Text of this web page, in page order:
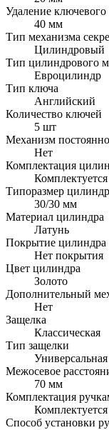
Удаление ключевого
40 мм
Тип механизма
Цилиндровый
Тип цилиндрового
Евроцилиндр
Тип ключа
Английский
Количество ключей
5 шт
Механизм
Нет
Комплектация
Комплектуется
Типоразмер
30/30 мм
Материал цилиндра
Латунь
Покрытие цилиндра
Нет покрытия
Цвет цилиндра
Золото
Дополнительный
Нет
Защелка
Классическая
Тип защелки
Универсальная
Межосевое
70 мм
Комплектация
Комплектуется
Способ установки